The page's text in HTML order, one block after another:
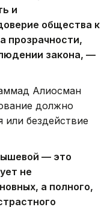
и
общества к
прозрачности,
закона, —
Алиосман
должно
или бездействие
— это
не
а полного,